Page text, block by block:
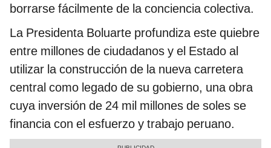
borrarse fácilmente de la conciencia colectiva.
La Presidenta Boluarte profundiza este quiebre
entre millones de ciudadanos y el Estado al
utilizar la construcción de la nueva carretera
central como legado de su gobierno, una obra
cuya inversión de 24 mil millones de soles se
financia con el esfuerzo y trabajo peruano.